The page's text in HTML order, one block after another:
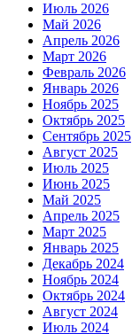
Июль 2026
Май 2026
Апрель 2026
Март 2026
Февраль 2026
Январь 2026
Ноябрь 2025
Октябрь 2025
Сентябрь 2025
Август 2025
Июль 2025
Июнь 2025
Май 2025
Апрель 2025
Март 2025
Январь 2025
Декабрь 2024
Ноябрь 2024
Октябрь 2024
Август 2024
Июль 2024